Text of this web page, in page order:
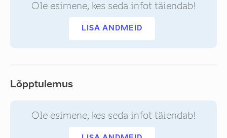
Ole esimene, kes seda infot täiendab!
LISA ANDMEID
Lõpptulemus
Ole esimene, kes seda infot täiendab!